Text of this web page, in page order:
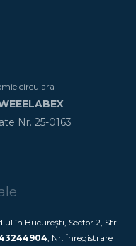
Nr. 25-0163
în București, Sector 2, Str.
, Nr. Înregistrare